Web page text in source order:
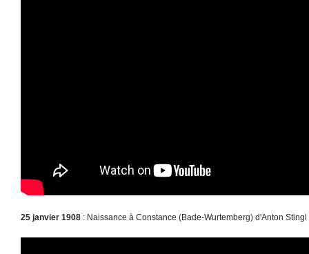
25 janvier 1908 : Naissance à Constance (Bade-Wurtemberg) d'Anton